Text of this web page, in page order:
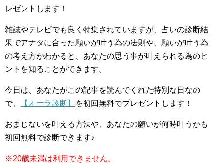
レゼントします！
雑誌やテレビでも良く特集されていますが、占いの診断結
果でアナタに合った願いが叶う為の法則や、願いが叶う為
の考え方がわかると、あなたの思う事が叶えられる為のヒ
ントを知ることができます。
今日は、あなたがこの記事を読んでくれた特別な日なの
で、
【オーラ診断】 を初回無料でプレゼントします！
おまじないを叶える方法や、あなたの願いが何時叶うかも
初回無料で診断できます♪
※20歳未満は利用できません。